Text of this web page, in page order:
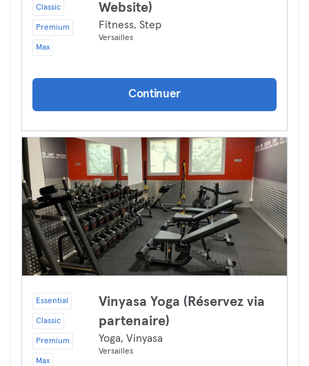
Classic
Premium
Max
Website)
Fitness, Step
Versailles
Continuer
Essential
Classic
Premium
Max
Vinyasa Yoga (Réservez via
partenaire)
Yoga, Vinyasa
Versailles